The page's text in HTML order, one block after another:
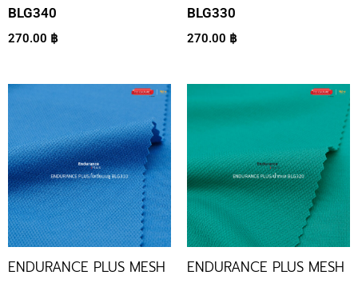
BLG340
270.00 ฿
BLG330
270.00 ฿
ENDURANCE PLUS MESH ENDURANCE PLUS MESH